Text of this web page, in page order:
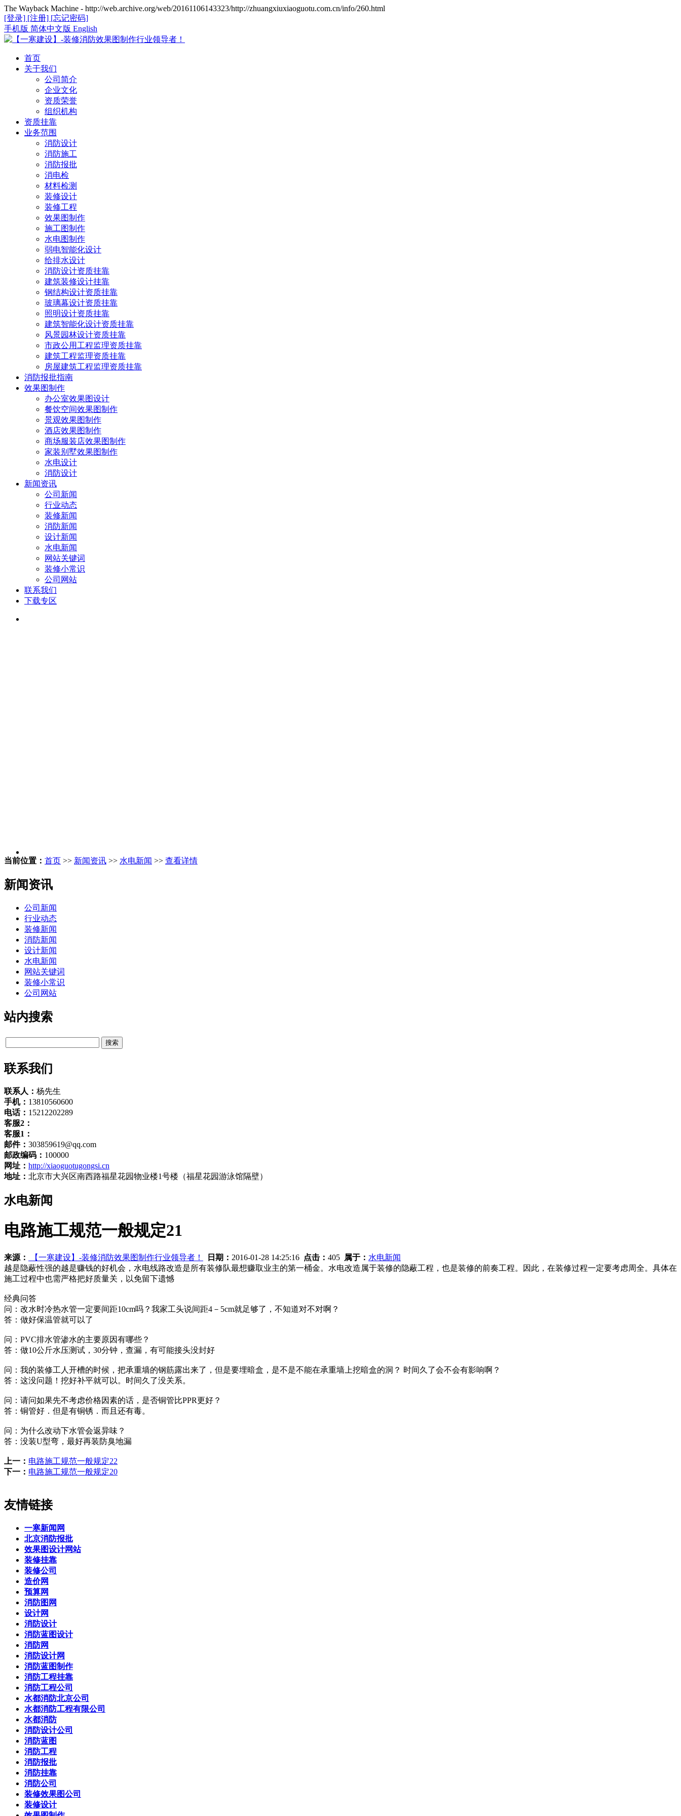
The Wayback Machine - http://web.archive.org/web/20161106143323/http://zhuangxiuxiaoguotu.com.cn/info/260.html
[登录] [注册] [忘记密码]
手机版 简体中文版 English
首页
关于我们
公司简介
企业文化
资质荣誉
组织机构
资质挂靠
业务范围
消防设计
消防施工
消防报批
消电检
材料检测
装修设计
装修工程
效果图制作
施工图制作
水电图制作
弱电智能化设计
给排水设计
消防设计资质挂靠
建筑装修设计挂靠
钢结构设计资质挂靠
玻璃幕设计资质挂靠
照明设计资质挂靠
建筑智能化设计资质挂靠
风景园林设计资质挂靠
市政公用工程监理资质挂靠
建筑工程监理资质挂靠
房屋建筑工程监理资质挂靠
消防报批指南
效果图制作
办公室效果图设计
餐饮空间效果图制作
景观效果图制作
酒店效果图制作
商场服装店效果图制作
家装别墅效果图制作
水电设计
消防设计
新闻资讯
公司新闻
行业动态
装修新闻
消防新闻
设计新闻
水电新闻
网站关键词
装修小常识
公司网站
联系我们
下载专区
当前位置： 首页 >> 新闻资讯 >> 水电新闻 >> 查看详情
新闻资讯
公司新闻
行业动态
装修新闻
消防新闻
设计新闻
水电新闻
网站关键词
装修小常识
公司网站
站内搜索
联系我们
联系人： 杨先生
手机： 13810560600
电话： 15212202289
客服2：
客服1：
邮件： 303859619@qq.com
邮政编码： 100000
网址： http://xiaoguotugongsi.cn
地址： 北京市大兴区南西路福星花园物业楼1号楼（福星花园游泳馆隔壁）
水电新闻
电路施工规范一般规定21
来源： 【一寒建设】-装修消防效果图制作行业领导者！ 日期： 2016-01-28 14:25:16 点击： 405 属于： 水电新闻
越是隐蔽性强的越是赚钱的好机会，水电线路改造是所有装修队最想赚取业主的第一桶金。水电改造属于装修的隐蔽工程，也是装修的前奏工程。因此，在装修过程一定要考虑周全。具体在
施工过程中也需严格把好质量关，以免留下遗憾
经典问答
问：改水时冷热水管一定要间距10cm吗？我家工头说间距4－5cm就足够了，不知道对不对啊？
答：做好保温管就可以了
问：PVC排水管渗水的主要原因有哪些？
答：做10公斤水压测试，30分钟，查漏，有可能接头没封好
问：我的装修工人开槽的时候，把承重墙的钢筋露出来了，但是要埋暗盒，是不是不能在承重墙上挖暗盒的洞？ 时间久了会不会有影响啊？
答：这没问题！挖好补平就可以。时间久了没关系。
问：请问如果先不考虑价格因素的话，是否铜管比PPR更好？
答：铜管好．但是有铜锈．而且还有毒。
问：为什么改动下水管会返异味？
答：没装U型弯，最好再装防臭地漏
上一： 电路施工规范一般规定22
下一： 电路施工规范一般规定20
友情链接
一寒新闻网
北京消防报批
效果图设计网站
装修挂靠
装修公司
造价网
预算网
消防图网
设计网
消防设计
消防蓝图设计
消防网
消防设计网
消防蓝图制作
消防工程挂靠
消防工程公司
水都消防北京公司
水都消防工程有限公司
水都消防
消防设计公司
消防蓝图
消防工程
消防报批
消防挂靠
消防公司
装修效果图公司
装修设计